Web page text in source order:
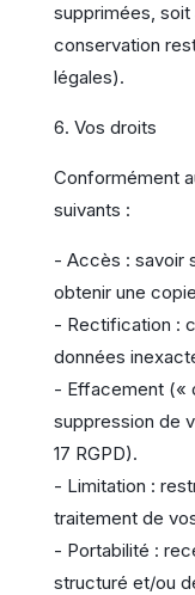
supprimées, soit
conservation
légales).
6. Vos droits
Conformément
suivants :
- Accès : savoir
obtenir une
- Rectification :
données
- Effacement («
suppression de
17 RGPD).
- Limitation :
traitement de
- Portabilité :
structuré et/ou